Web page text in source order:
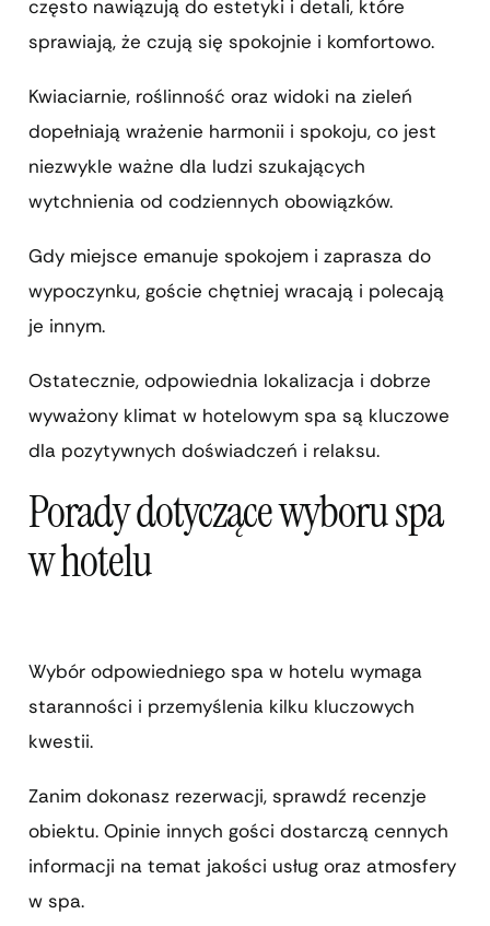
często nawiązują do estetyki i detali, które
sprawiają, że czują się spokojnie i komfortowo.
Kwiaciarnie, roślinność oraz widoki na zieleń
dopełniają wrażenie harmonii i spokoju, co jest
niezwykle ważne dla ludzi szukających
wytchnienia od codziennych obowiązków.
Gdy miejsce emanuje spokojem i zaprasza do
wypoczynku, goście chętniej wracają i polecają
je innym.
Ostatecznie, odpowiednia lokalizacja i dobrze
wyważony klimat w hotelowym spa są kluczowe
dla pozytywnych doświadczeń i relaksu.
Porady dotyczące wyboru spa
w hotelu
Wybór odpowiedniego spa w hotelu wymaga
staranności i przemyślenia kilku kluczowych
kwestii.
Zanim dokonasz rezerwacji, sprawdź recenzje
obiektu. Opinie innych gości dostarczą cennych
informacji na temat jakości usług oraz atmosfery
w spa.